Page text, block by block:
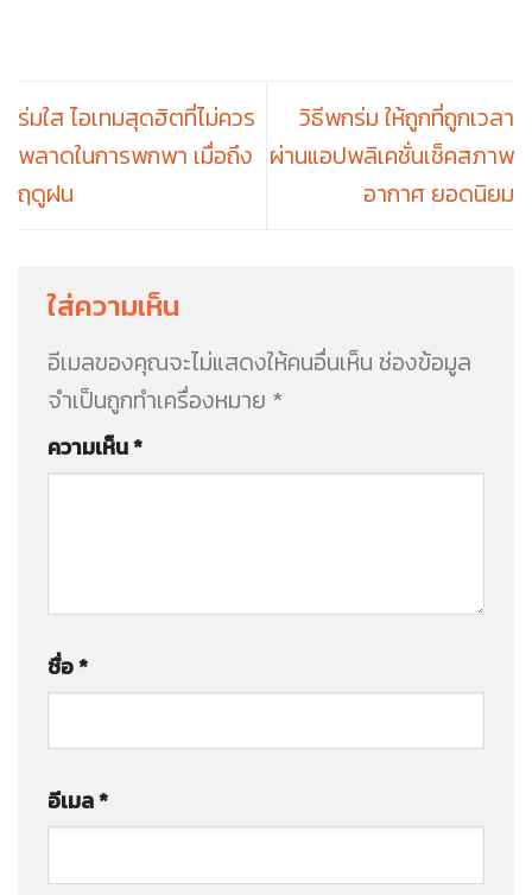
ร่มใส ไอเทมสุดฮิตที่ไม่ควร
พลาดในการพกพา เมื่อถึง
ฤดูฝน
วิธีพกร่ม ให้ถูกที่ถูกเวลา
ผ่านแอปพลิเคชั่นเช็คสภาพ
อากาศ ยอดนิยม
ใส่ความเห็น
อีเมลของคุณจะไม่แสดงให้คนอื่นเห็น ช่องข้อมูล
จำเป็นถูกทำเครื่องหมาย *
ความเห็น*
ชื่อ*
อีเมล*